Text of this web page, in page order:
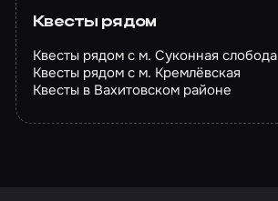
Квесты рядом
Квесты рядом с м. Суконная слобода
Квесты рядом с м. Кремлёвская
Квесты в Вахитовском районе